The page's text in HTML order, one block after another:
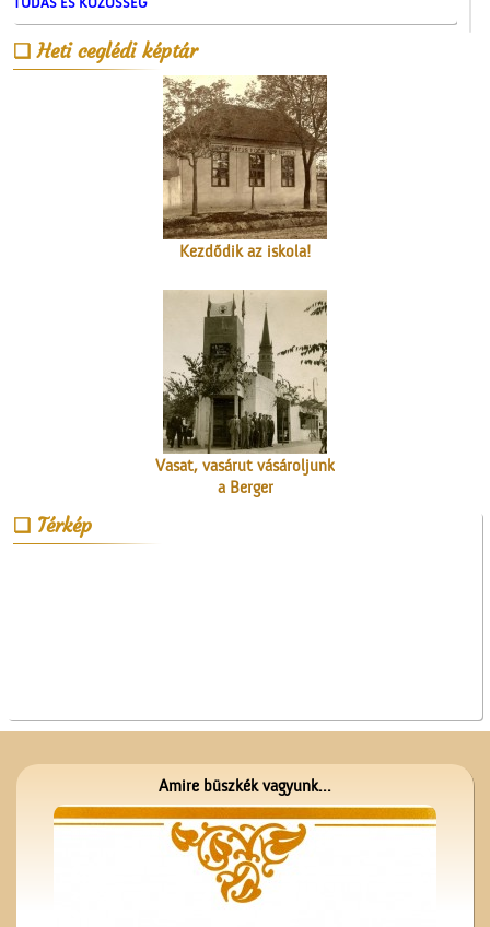
Heti ceglédi képtár
A Ceglédi Beszerzési
Kezdődik az iskola!
Vasat, vasárut vásároljunk
a Berger
A Czeglédi Hengermalom
Térkép
Amire büszkék vagyunk...